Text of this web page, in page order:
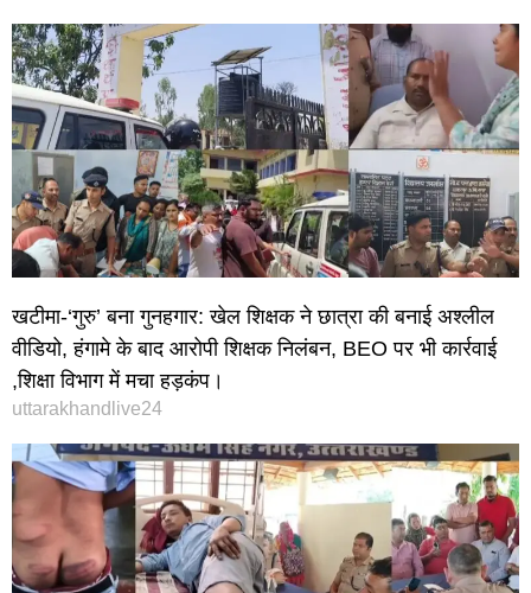
खटीमा-‘गुरु’ बना गुनहगार: खेल शिक्षक ने छात्रा की बनाई अश्लील
वीडियो, हंगामे के बाद आरोपी शिक्षक निलंबन, BEO पर भी कार्रवाई
,शिक्षा विभाग में मचा हड़कंप।
uttarakhandlive24